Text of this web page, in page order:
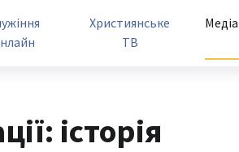
Християнське
ТВ
Медіа
історія